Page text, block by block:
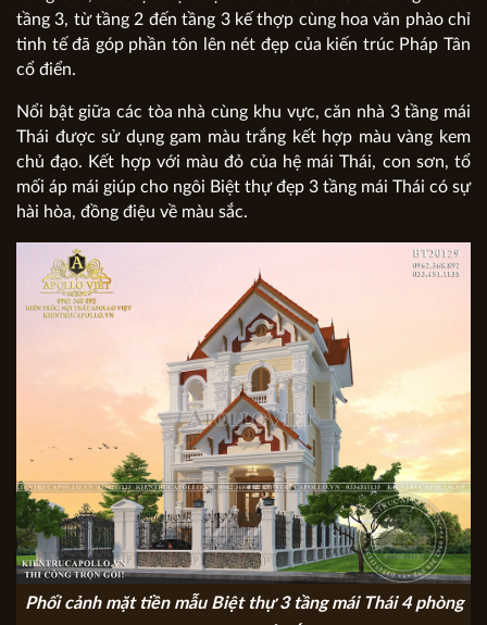
tầng 3, từ tầng 2 đến tầng 3 kế thợp cùng hoa văn phào chỉ
tinh tế đã góp phần tôn lên nét đẹp của kiến trúc Pháp Tân
cổ điển.
Nổi bật giữa các tòa nhà cùng khu vực, căn nhà 3 tầng mái
Thái được sử dụng gam màu trắng kết hợp màu vàng kem
chủ đạo. Kết hợp với màu đỏ của hệ mái Thái, con sơn, tổ
mối áp mái giúp cho ngôi Biệt thự đẹp 3 tầng mái Thái có sự
hài hòa, đồng điệu về màu sắc.
Phối cảnh mặt tiền mẫu Biệt thự 3 tầng mái Thái 4 phòng